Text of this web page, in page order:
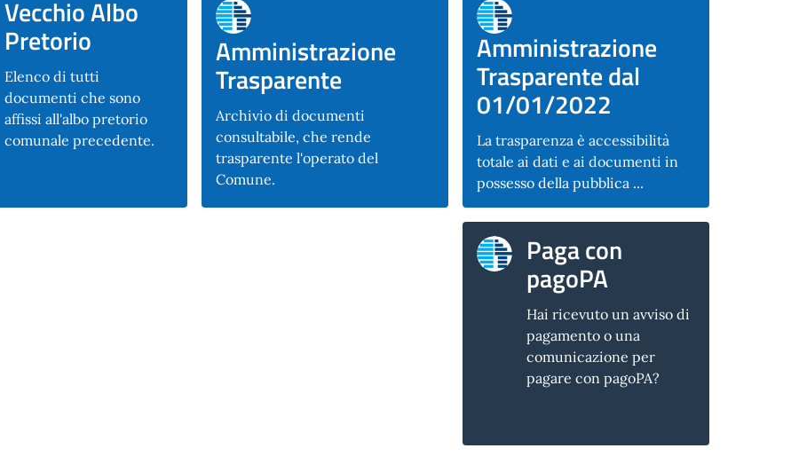
Vecchio Albo
Pretorio
Elenco di tutti
documenti che sono
affissi all'albo pretorio
comunale precedente.
Amministrazione
Trasparente
Archivio di documenti
consultabile, che rende
trasparente l'operato del
Comune.
Amministrazione
Trasparente dal
01/01/2022
La trasparenza è accessibilità
totale ai dati e ai documenti in
possesso della pubblica ...
Paga con
pagoPA
Hai ricevuto un avviso di
pagamento o una
comunicazione per
pagare con pagoPA?